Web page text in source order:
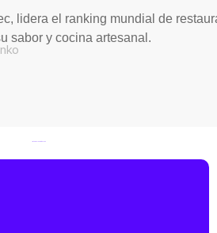
lidera el ranking mundial de
sabor y cocina artesanal.